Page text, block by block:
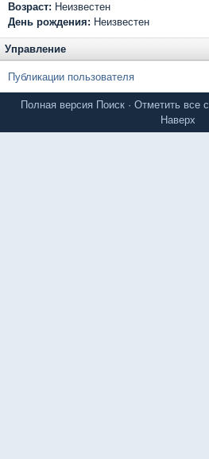
Возраст: Неизвестен
День рождения: Неизвестен
Управление
Публикации пользователя
Полная версия Поиск · Отметить все
Наверх